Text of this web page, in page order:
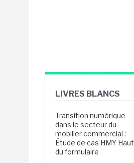
LIVRES BLANCS
Transition numérique
dans le secteur du
mobilier commercial :
Étude de cas HMY Haut
du formulaire